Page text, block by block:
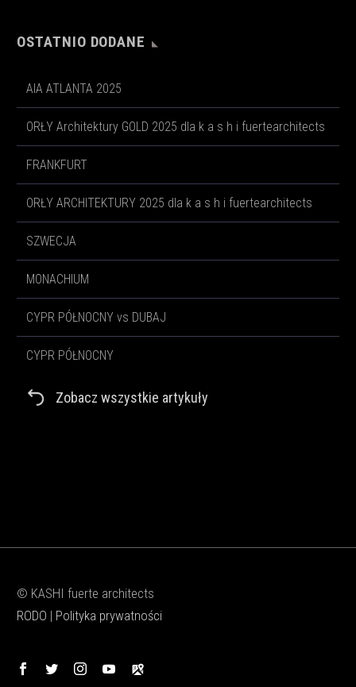
OSTATNIO DODANE
AIA ATLANTA 2025
ORŁY Architektury GOLD 2025 dla k a s h i fuertearchitects
FRANKFURT
ORŁY ARCHITEKTURY 2025 dla k a s h i fuertearchitects
SZWECJA
MONACHIUM
CYPR PÓŁNOCNY vs DUBAJ
CYPR PÓŁNOCNY
Zobacz wszystkie artykuły
© KASHI fuerte architects
RODO | Polityka prywatności